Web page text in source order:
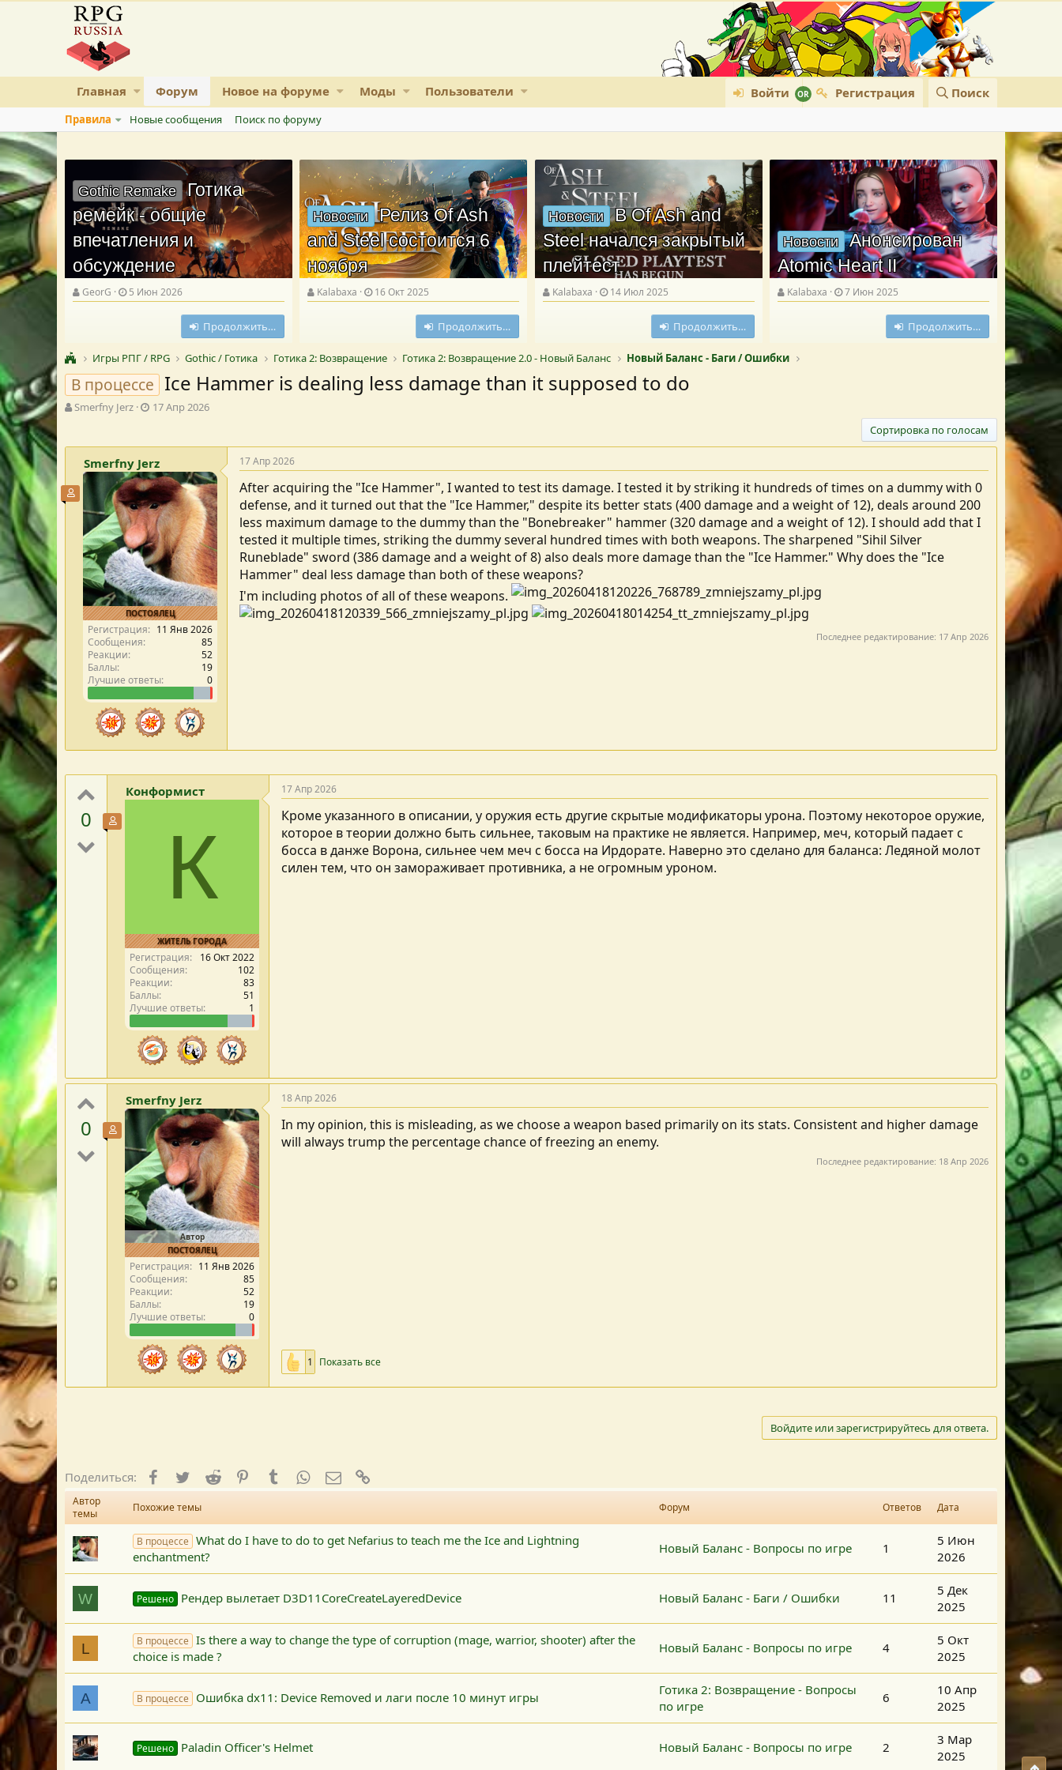
Главная Форум Новое на форуме Моды Пользователи Войти Регистрация Поиск
Правила Новые сообщения Поиск по форуму
Gothic Remake Готика
ремейк - общие
впечатления и
обсуждение
GeorG 5 Июн 2026
Продолжить…
Новости Релиз Of Ash
and Steel состоится 6
ноября
Kalabaxa 16 Окт 2025
Продолжить…
Новости В Of Ash and
Steel начался закрытый
плейтест
Kalabaxa 14 Июл 2025
Продолжить…
Новости Анонсирован
Atomic Heart II
Kalabaxa 7 Июн 2025
Продолжить…
Игры РПГ / RPG Gothic / Готика Готика 2: Возвращение Готика 2: Возвращение 2.0 - Новый Баланс Новый Баланс - Баги / Ошибки
В процессе Ice Hammer is dealing less damage than it supposed to do
А
о
е
м
Smerfny Jerz
Д
а
с
о
з
д
а
н
и
я
17 Апр 2026
Сортировка по голосам
Smerfny Jerz
ПОСТОЯЛЕЦ
Участник форума
Регистрация
11 Янв 2026
Сообщения
85
Реакции
52
Баллы
19
Лучшие ответы
0
17 Апр 2026
After acquiring the "Ice Hammer", I wanted to test its damage. I tested it by striking it hundreds of times on a dummy with 0
defense, and it turned out that the "Ice Hammer," despite its better stats (400 damage and a weight of 12), deals around 200
less maximum damage to the dummy than the "Bonebreaker" hammer (320 damage and a weight of 12). I should add that I
tested it multiple times, striking the dummy several hundred times with both weapons. The sharpened "Sihil Silver
Runeblade" sword (386 damage and a weight of 8) also deals more damage than the "Ice Hammer." Why does the "Ice
Hammer" deal less damage than both of these weapons?
I'm including photos of all of these weapons.
Последнее редактирование: 17 Апр 2026
0
Конформист
К
ЖИТЕЛЬ ГОРОДА
Регистрация
16 Окт 2022
Сообщения
102
Реакции
83
Баллы
51
Лучшие ответы
1
17 Апр 2026
Кроме указанного в описании, у оружия есть другие скрытые модификаторы урона. Поэтому некоторое оружие,
которое в теории должно быть сильнее, таковым на практике не является. Например, меч, который падает с
босса в данже Ворона, сильнее чем меч с босса на Ирдорате. Наверно это сделано для баланса: Ледяной молот
силен тем, что он замораживает противника, а не огромным уроном.
0
Smerfny Jerz
Автор
ПОСТОЯЛЕЦ
Участник форума
Регистрация
11 Янв 2026
Сообщения
85
Реакции
52
Баллы
19
Лучшие ответы
0
18 Апр 2026
In my opinion, this is misleading, as we choose a weapon based primarily on its stats. Consistent and higher damage
will always trump the percentage chance of freezing an enemy.
Последнее редактирование: 18 Апр 2026
1 Показать все
Войдите или зарегистрируйтесь для ответа.
Поделиться: Facebook
TwitterReddit PinterestTumblrWhatsApp
E-mail
Автор
темы
Похожие темы Форум Ответов Дата
В процессе What do I have to do to get Nefarius to teach me the Ice and Lightning
enchantment?
Новый Баланс - Вопросы по игре 1
5 Июн
2026
W Решено Рендер вылетает D3D11CoreCreateLayeredDevice Новый Баланс - Баги / Ошибки 11
5 Дек
2025
L В процессе Is there a way to change the type of corruption (mage, warrior, shooter) after the
choice is made ?
Новый Баланс - Вопросы по игре 4
5 Окт
2025
A В процессе Ошибка dx11: Device Removed и лаги после 10 минут игры
Готика 2: Возвращение - Вопросы
по игре
6
10 Апр
2025
Решено Paladin Officer's Helmet Новый Баланс - Вопросы по игре 2
3 Мар
2025